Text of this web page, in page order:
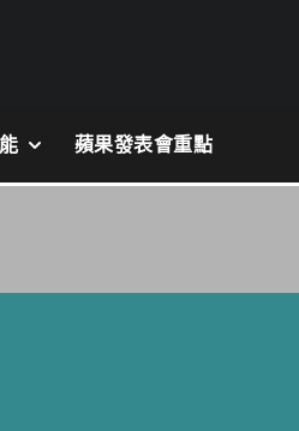
蘋果發表會重點